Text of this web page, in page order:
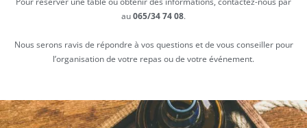
au065/34 74 08.
Nous serons ravis de répondre à vos questions et de vous conseiller pour
l’organisation de votre repas ou de votre événement.